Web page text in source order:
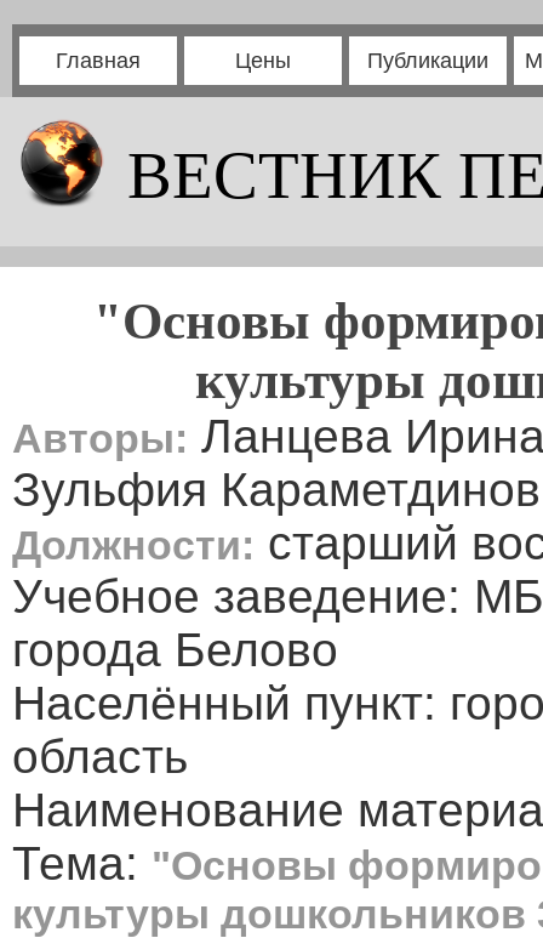
Главная Цены Публикации
ВЕСТНИК
"Основы
культуры
Авторы: Ланцева
Зульфия
Должности: старший
Учебное заведение:
города Белово
Населённый пункт:
область
Наименование
Тема: "Основы
культуры дошкольников